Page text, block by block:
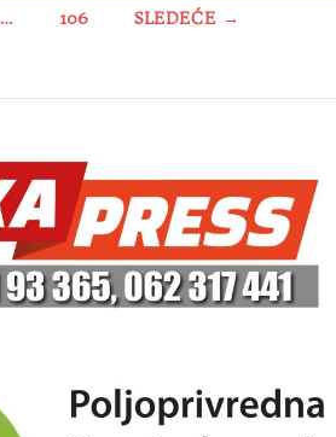
… 106 SLEDEĆE →